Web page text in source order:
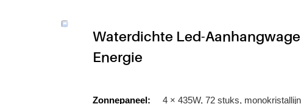
Waterdichte Led-
Energie
Zonnepaneel: 4 × 435W, 72 stuks,